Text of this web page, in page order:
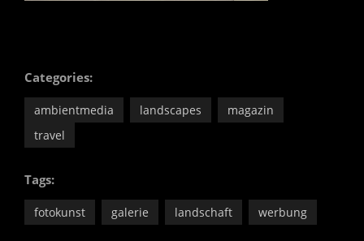
Categories:
ambientmedia landscapes
magazin
travel
Tags:
fotokunst galerie landschaft werbung